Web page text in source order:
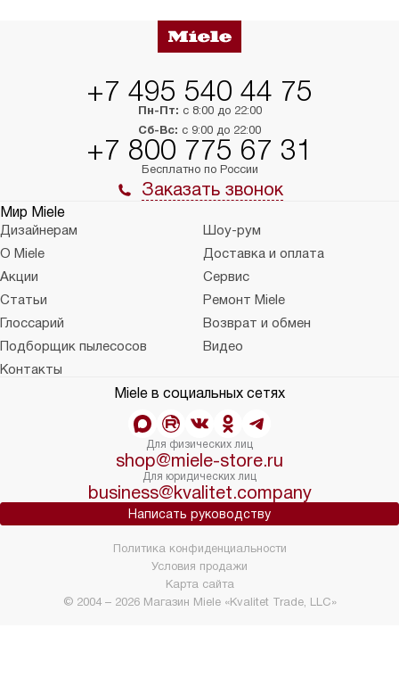
+7 495 540 44 75
Пн-Пт: с 8:00 до 22:00
Сб-Вс: с 9:00 до 22:00
+7 800 775 67 31
Бесплатно по России
Заказать звонок
Мир Miele
Дизайнерам
Шоу-рум
О Miele
Доставка и оплата
Акции
Сервис
Статьи
Ремонт Miele
Глоссарий
Возврат и обмен
Подборщик пылесосов
Видео
Контакты
Miele в социальных сетях
Для физических лиц
shop@miele-store.ru
Для юридических лиц
business@kvalitet.company
Написать руководству
© 2004 – 2026 Магазин Miele «Kvalitet Trade, LLC»
Политика конфиденциальности
Условия продажи
Карта сайта